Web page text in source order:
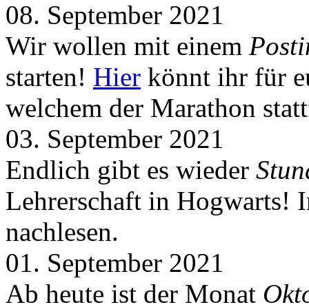
08. September 2021
Wir wollen mit einem
starten! Hier könnt ihr für
welchem der Marathon
03. September 2021
Endlich gibt es wieder
Lehrerschaft in Hogwarts!
nachlesen.
01. September 2021
Ab heute ist der Monat